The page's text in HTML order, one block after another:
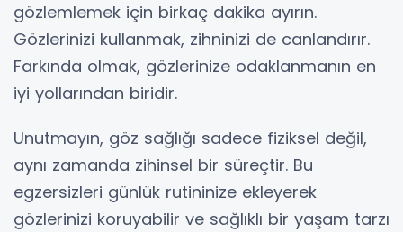
gözlemlemek için birkaç dakika ayırın.
Gözlerinizi kullanmak, zihninizi de canlandırır.
Farkında olmak, gözlerinize odaklanmanın en
iyi yollarından biridir.
Unutmayın, göz sağlığı sadece fiziksel değil,
aynı zamanda zihinsel bir süreçtir. Bu
egzersizleri günlük rutininize ekleyerek
gözlerinizi koruyabilir ve sağlıklı bir yaşam tarzı